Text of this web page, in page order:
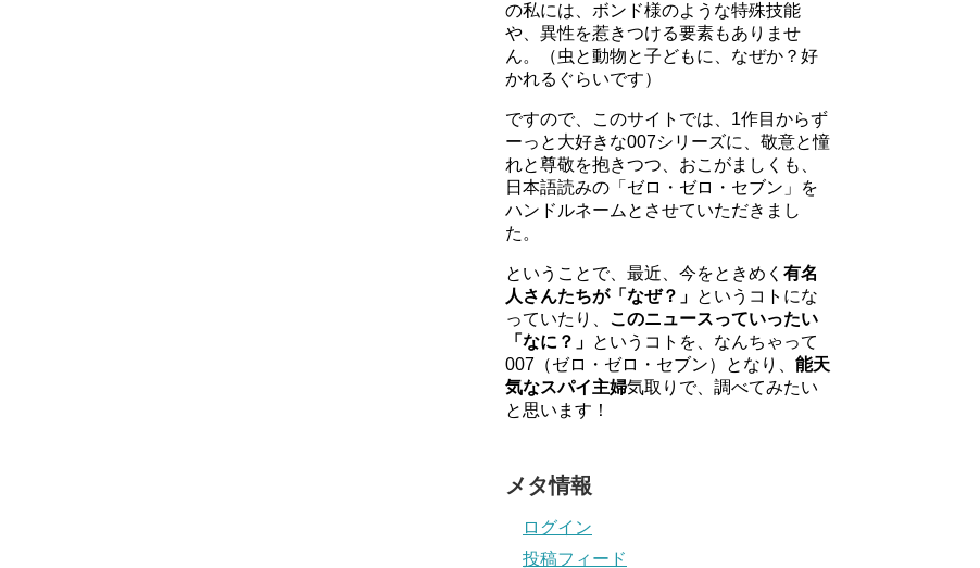
の私には、ボンド様のような特殊技能
や、異性を惹きつける要素もありませ
ん。（虫と動物と子どもに、なぜか？好
かれるぐらいです）
ですので、このサイトでは、1作目からず
ーっと大好きな007シリーズに、敬意と憧
れと尊敬を抱きつつ、おこがましくも、
日本語読みの「ゼロ・ゼロ・セブン」を
ハンドルネームとさせていただきまし
た。
ということで、最近、今をときめく 有名
人さんたちが「なぜ？」 というコトにな
っていたり、 このニュースっていったい
「なに？」 というコトを、なんちゃって
007（ゼロ・ゼロ・セブン）となり、 能天
気なスパイ主婦気取りで、調べてみたい
と思います！
メタ情報
ログイン
投稿フィード